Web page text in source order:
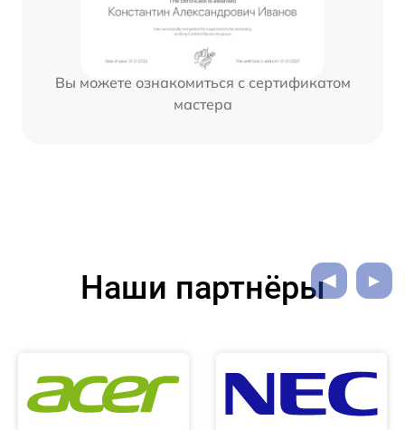
Вы можете ознакомиться с сертификатом
мастера
Наши партнёры